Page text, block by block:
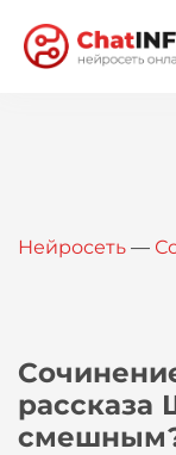
Вход
Нейросеть —